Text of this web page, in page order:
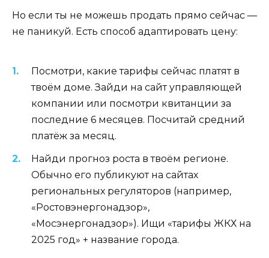
Но если ты не можешь продать прямо сейчас —
не паникуй. Есть способ адаптировать цену:
Посмотри, какие тарифы сейчас платят в
твоём доме. Зайди на сайт управляющей
компании или посмотри квитанции за
последние 6 месяцев. Посчитай средний
платёж за месяц.
Найди прогноз роста в твоём регионе.
Обычно его публикуют на сайтах
региональных регуляторов (например,
«Ростовэнергонадзор»,
«Мосэнергонадзор»). Ищи «тарифы ЖКХ на
2025 год» + название города.